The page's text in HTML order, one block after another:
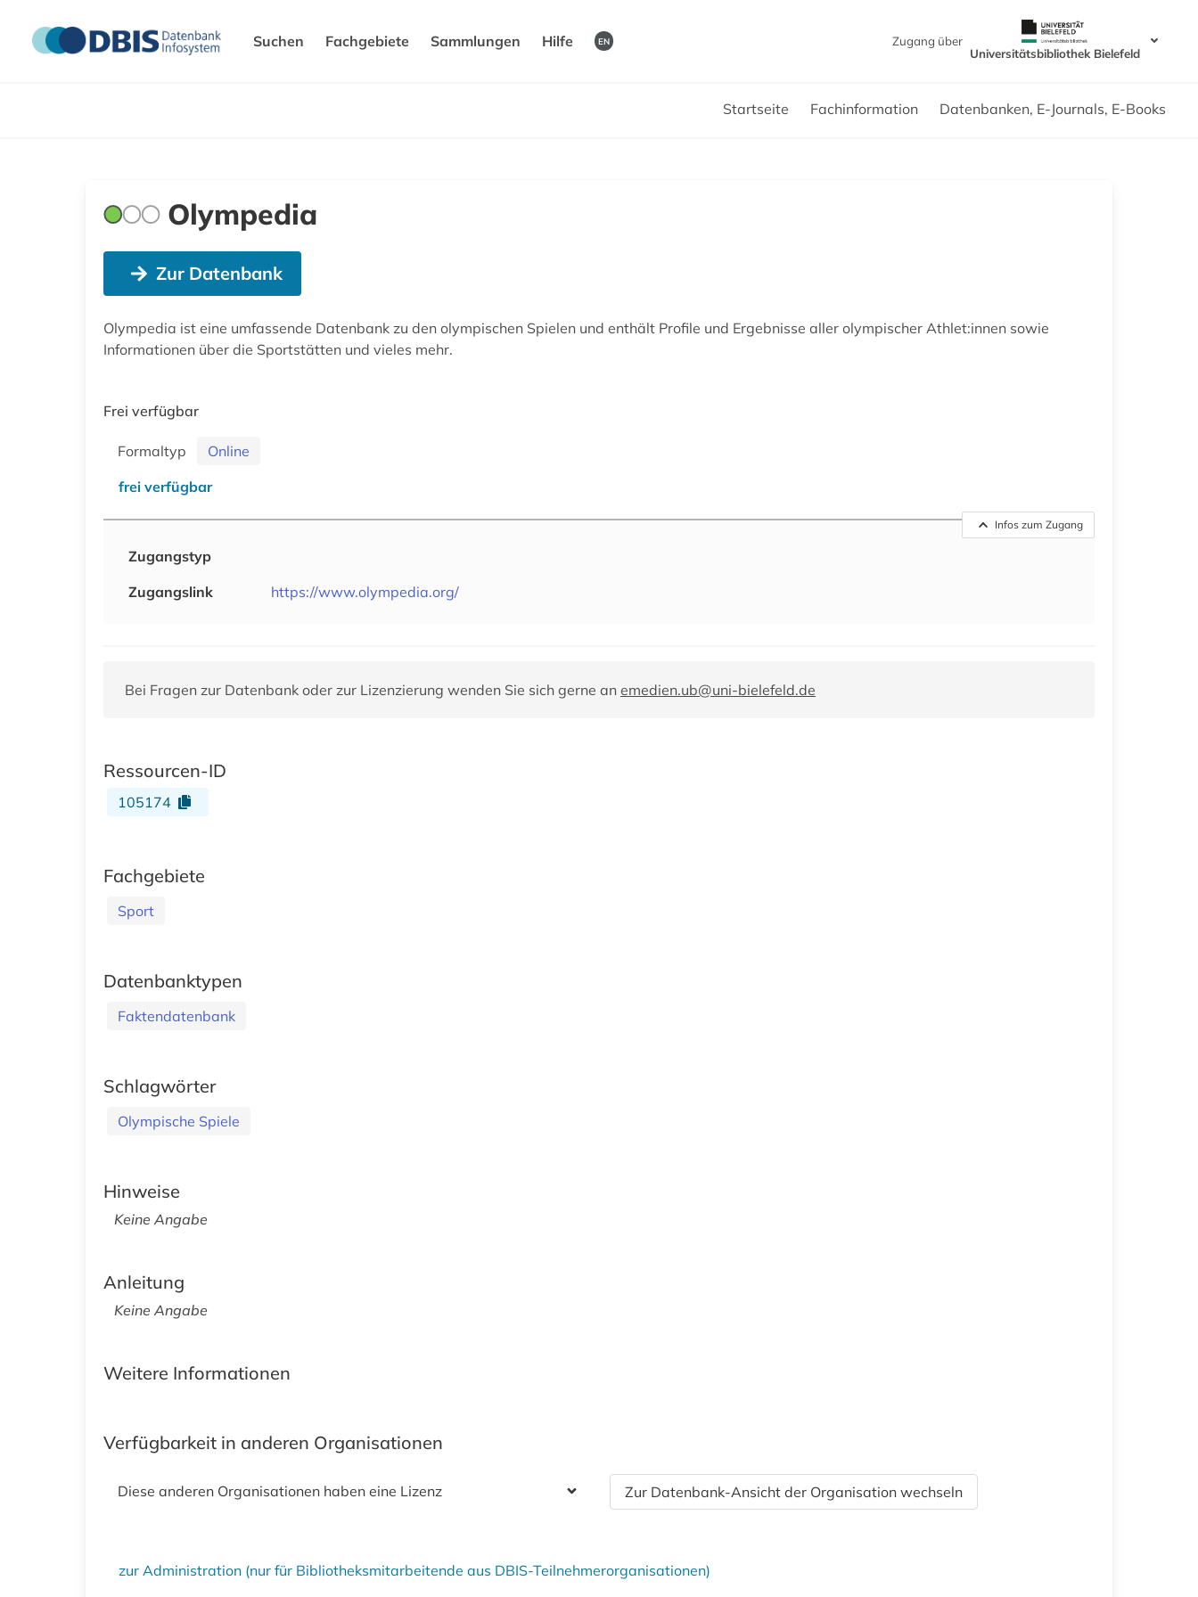
Suchen Fachgebiete Sammlungen Hilfe EN
Zugang über
Universitätsbibliothek Bielefeld
Startseite Fachinformation Datenbanken, E-Journals, E-Books
Olympedia
Zur Datenbank
Olympedia ist eine umfassende Datenbank zu den olympischen Spielen und enthält Profile und Ergebnisse aller olympischer Athlet:innen sowie
Informationen über die Sportstätten und vieles mehr.
Frei verfügbar
Formaltyp
Online
frei verfügbar
Infos zum Zugang
Zugangstyp
Zugangslink
https://www.olympedia.org/
Bei Fragen zur Datenbank oder zur Lizenzierung wenden Sie sich gerne an emedien.ub@uni-bielefeld.de
Ressourcen-ID
105174
Fachgebiete
Sport
Datenbanktypen
Faktendatenbank
Schlagwörter
Olympische Spiele
Hinweise
Keine Angabe
Anleitung
Keine Angabe
Weitere Informationen
Verfügbarkeit in anderen Organisationen
Diese anderen Organisationen haben eine Lizenz Zur Datenbank-Ansicht der Organisation wechseln
zur Administration (nur für Bibliotheksmitarbeitende aus DBIS-Teilnehmerorganisationen)